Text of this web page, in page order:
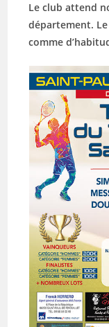
Le club attend
département.
comme